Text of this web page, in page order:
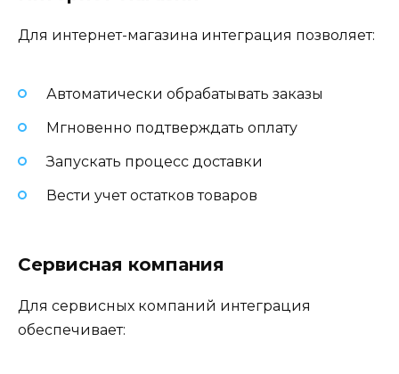
Для интернет-магазина интеграция позволяет:
Автоматически обрабатывать заказы
Мгновенно подтверждать оплату
Запускать процесс доставки
Вести учет остатков товаров
Сервисная компания
Для сервисных компаний интеграция
обеспечивает: